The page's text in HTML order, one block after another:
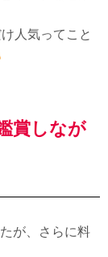
人気ってこと
賞しなが
が、さらに料